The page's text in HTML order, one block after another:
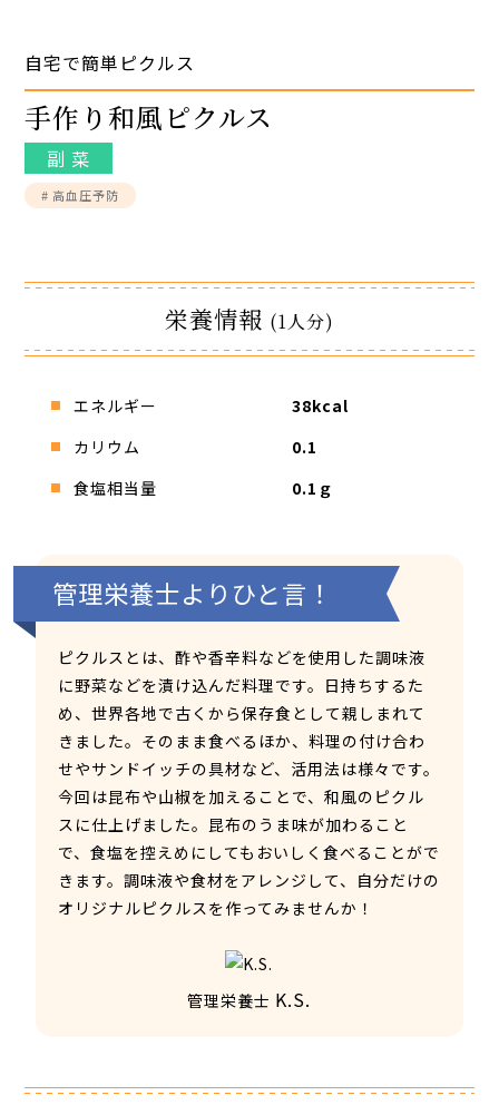
館内3Dマップ
自宅で簡単ピクルス
手作り和風ピクルス
副 菜
# 高血圧予防
栄養情報 (1人分)
エネルギー
38kcal
カリウム
0.1
食塩相当量
0.1ｇ
管理栄養士よりひと言！
ピクルスとは、酢や香辛料などを使用した調味液
に野菜などを漬け込んだ料理です。日持ちするた
め、世界各地で古くから保存食として親しまれて
きました。そのまま食べるほか、料理の付け合わ
せやサンドイッチの具材など、活用法は様々です。
今回は昆布や山椒を加えることで、和風のピクル
スに仕上げました。昆布のうま味が加わること
で、食塩を控えめにしてもおいしく食べることがで
きます。調味液や食材をアレンジして、自分だけの
オリジナルピクルスを作ってみませんか！
管理栄養士 K.S.